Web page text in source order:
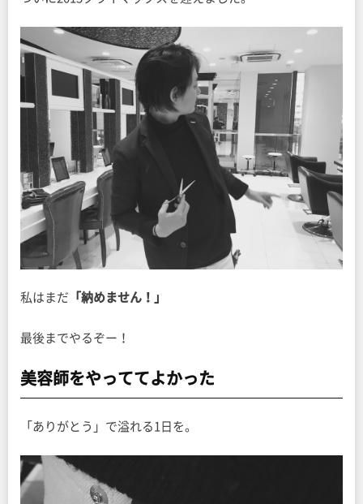
私はまだ 「納めません！」
最後までやるぞー！
美容師をやっててよかった
「ありがとう」で溢れる1日を。